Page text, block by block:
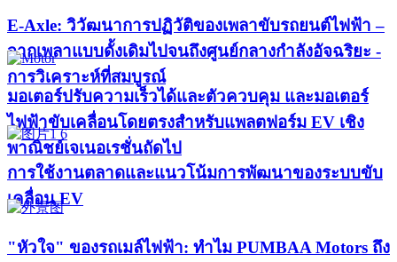
E-Axle: วิวัฒนาการปฏิวัติของเพลาขับรถยนต์ไฟฟ้า –
จากเพลาแบบดั้งเดิมไปจนถึงศูนย์กลางกำลังอัจฉริยะ -
การวิเคราะห์ที่สมบูรณ์
มอเตอร์ปรับความเร็วได้และตัวควบคุม และมอเตอร์
ไฟฟ้าขับเคลื่อนโดยตรงสำหรับแพลตฟอร์ม EV เชิง
พาณิชย์เจเนอเรชั่นถัดไป
การใช้งานตลาดและแนวโน้มการพัฒนาของระบบขับ
เคลื่อน EV
"หัวใจ" ของรถเมล์ไฟฟ้า: ทำไม PUMBAA Motors ถึง